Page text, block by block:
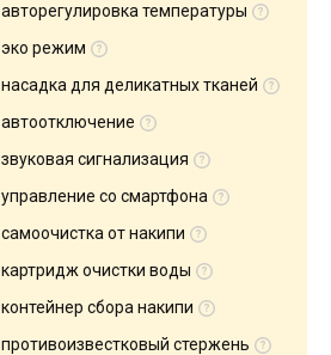
авторегулировка температуры
эко режим
насадка для деликатных тканей
автоотключение
звуковая сигнализация
управление со смартфона
самоочистка от накипи
картридж очистки воды
контейнер сбора накипи
противоизвестковый стержень